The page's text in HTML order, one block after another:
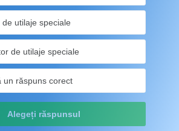
utilaje speciale
de utilaje speciale
un răspuns corect
Alegeți răspunsul